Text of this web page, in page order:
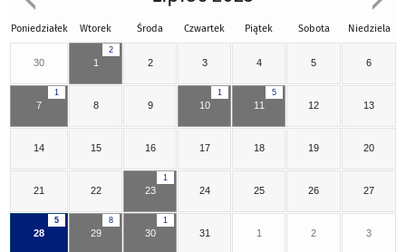
Poniedziałek Wtorek Środa Czwartek Piątek Sobota Niedziela
30
2
1 2 3 4 5 6
1
7 8 9
1
10
5
11 12 13
14 15 16 17 18 19 20
21 22
1
23 24 25 26 27
5
28
8
29
1
30 31 1 2 3